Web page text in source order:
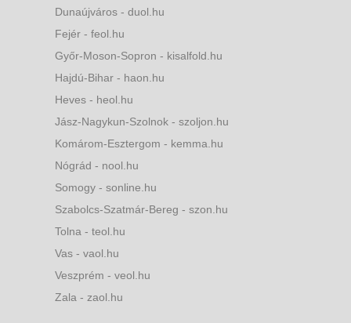
Dunaújváros - duol.hu
Fejér - feol.hu
Győr-Moson-Sopron - kisalfold.hu
Hajdú-Bihar - haon.hu
Heves - heol.hu
Jász-Nagykun-Szolnok - szoljon.hu
Komárom-Esztergom - kemma.hu
Nógrád - nool.hu
Somogy - sonline.hu
Szabolcs-Szatmár-Bereg - szon.hu
Tolna - teol.hu
Vas - vaol.hu
Veszprém - veol.hu
Zala - zaol.hu